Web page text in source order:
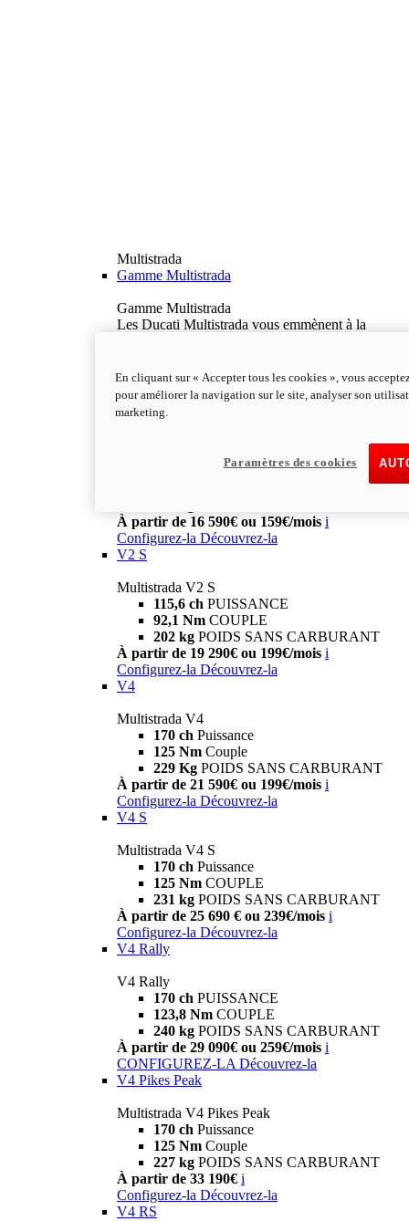
Multistrada
Gamme Multistrada
Gamme Multistrada
Les Ducati Multistrada vous emmènent à la
gamme Multistrada. Avec Ducati Multistrada, le
monde devient plus grand.
En savoir plus
Puissance
À partir de 16 590€ ou 159€/mois i
Configurez-la Découvrez-la
V2 S
Multistrada V2 S
115,6 ch PUISSANCE
92,1 Nm COUPLE
202 kg POIDS SANS CARBURANT
À partir de 19 290€ ou 199€/mois i
Configurez-la Découvrez-la
V4
Multistrada V4
170 ch Puissance
125 Nm Couple
229 Kg POIDS SANS CARBURANT
À partir de 21 590€ ou 199€/mois i
Configurez-la Découvrez-la
V4 S
Multistrada V4 S
170 ch Puissance
125 Nm COUPLE
231 kg POIDS SANS CARBURANT
À partir de 25 690 € ou 239€/mois i
Configurez-la Découvrez-la
V4 Rally
V4 Rally
170 ch PUISSANCE
123,8 Nm COUPLE
240 kg POIDS SANS CARBURANT
À partir de 29 090€ ou 259€/mois i
CONFIGUREZ-LA Découvrez-la
V4 Pikes Peak
Multistrada V4 Pikes Peak
170 ch Puissance
125 Nm Couple
227 kg POIDS SANS CARBURANT
À partir de 33 190€ i
Configurez-la Découvrez-la
V4 RS
En cliquant sur « Accepter tous les cookies », vous
pour améliorer la navigation sur le site, analyser son
marketing.
Paramètres des cookies